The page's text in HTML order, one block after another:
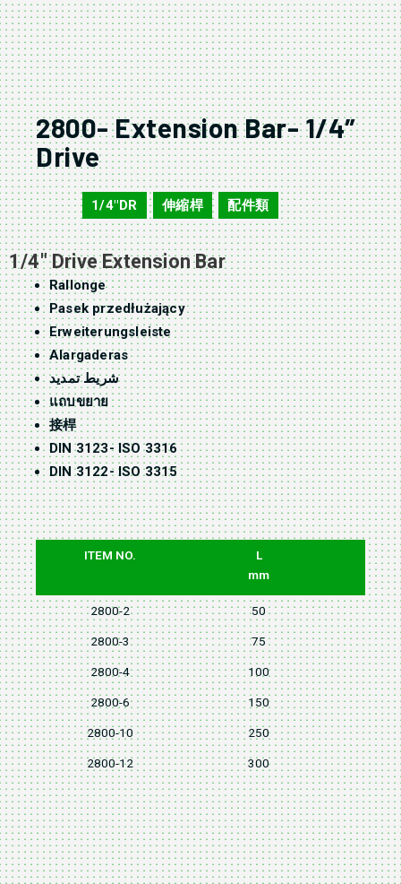
2800- Extension Bar- 1/4″
Drive
2800 1/4"DR , 伸縮桿 , 配件類
1/4″ Drive Extension Bar
Rallonge
Pasek przedłużający
Erweiterungsleiste
Alargaderas
شريط تمديد
แถบขยาย
接桿
DIN 3123- ISO 3316
DIN 3122- ISO 3315
ITEM NO.
L
mm
2800-2 50
2800-3 75
2800-4 100
2800-6 150
2800-10 250
2800-12 300